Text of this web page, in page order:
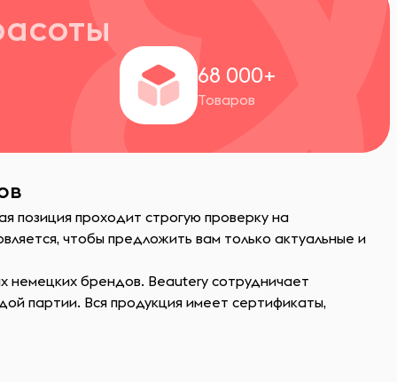
68 000+
Товаров
позиция проходит строгую проверку на
чтобы предложить вам только актуальные и
немецких брендов. Beautery сотрудничает
партии. Вся продукция имеет сертификаты,